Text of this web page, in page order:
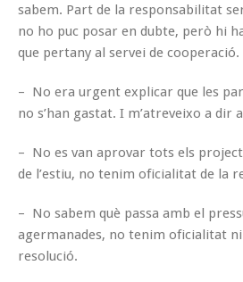
sabem. Part de la responsabilitat
no ho puc posar en dubte, però hi
que pertany al servei de cooperació.
– No era urgent explicar que les
no s’han gastat. I m’atreveixo a dir
– No es van aprovar tots els
de l’estiu, no tenim oficialitat de la
– No sabem què passa amb el
agermanades, no tenim oficialitat ni
resolució.